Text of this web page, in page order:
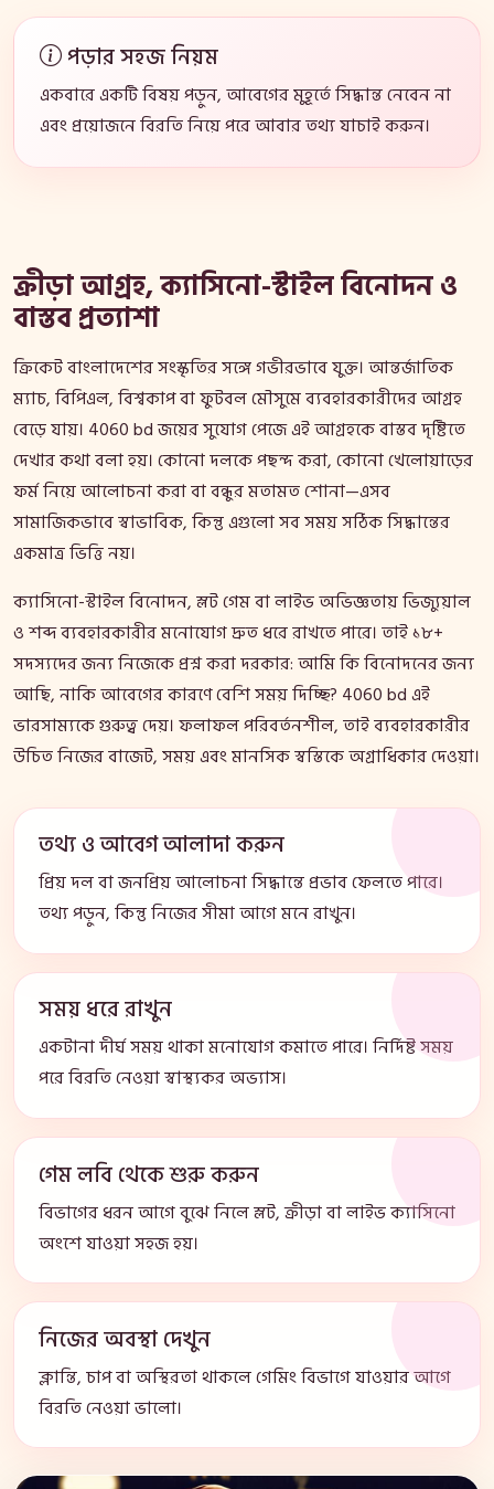
পড়ার সহজ নিয়ম
একবারে একটি বিষয় পড়ুন, আবেগের মুহূর্তে সিদ্ধান্ত নেবেন না
এবং প্রয়োজনে বিরতি নিয়ে পরে আবার তথ্য যাচাই করুন।
ক্রীড়া আগ্রহ, ক্যাসিনো-স্টাইল বিনোদন ও
বাস্তব প্রত্যাশা
ক্রিকেট বাংলাদেশের সংস্কৃতির সঙ্গে গভীরভাবে যুক্ত। আন্তর্জাতিক
ম্যাচ, বিপিএল, বিশ্বকাপ বা ফুটবল মৌসুমে ব্যবহারকারীদের আগ্রহ
বেড়ে যায়। 4060 bd জয়ের সুযোগ পেজে এই আগ্রহকে বাস্তব দৃষ্টিতে
দেখার কথা বলা হয়। কোনো দলকে পছন্দ করা, কোনো খেলোয়াড়ের
ফর্ম নিয়ে আলোচনা করা বা বন্ধুর মতামত শোনা—এসব
সামাজিকভাবে স্বাভাবিক, কিন্তু এগুলো সব সময় সঠিক সিদ্ধান্তের
একমাত্র ভিত্তি নয়।
ক্যাসিনো-স্টাইল বিনোদন, স্লট গেম বা লাইভ অভিজ্ঞতায় ভিজ্যুয়াল
ও শব্দ ব্যবহারকারীর মনোযোগ দ্রুত ধরে রাখতে পারে। তাই ১৮+
সদস্যদের জন্য নিজেকে প্রশ্ন করা দরকার: আমি কি বিনোদনের জন্য
আছি, নাকি আবেগের কারণে বেশি সময় দিচ্ছি? 4060 bd এই
ভারসাম্যকে গুরুত্ব দেয়। ফলাফল পরিবর্তনশীল, তাই ব্যবহারকারীর
উচিত নিজের বাজেট, সময় এবং মানসিক স্বস্তিকে অগ্রাধিকার দেওয়া।
তথ্য ও আবেগ আলাদা করুন
প্রিয় দল বা জনপ্রিয় আলোচনা সিদ্ধান্তে প্রভাব ফেলতে পারে।
তথ্য পড়ুন, কিন্তু নিজের সীমা আগে মনে রাখুন।
সময় ধরে রাখুন
একটানা দীর্ঘ সময় থাকা মনোযোগ কমাতে পারে। নির্দিষ্ট সময়
পরে বিরতি নেওয়া স্বাস্থ্যকর অভ্যাস।
গেম লবি থেকে শুরু করুন
বিভাগের ধরন আগে বুঝে নিলে স্লট, ক্রীড়া বা লাইভ ক্যাসিনো
অংশে যাওয়া সহজ হয়।
নিজের অবস্থা দেখুন
ক্লান্তি, চাপ বা অস্থিরতা থাকলে গেমিং বিভাগে যাওয়ার আগে
বিরতি নেওয়া ভালো।